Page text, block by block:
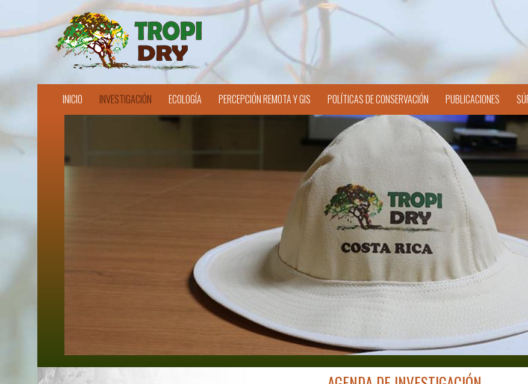
INICIO INVESTIGACIÓN ECOLOGÍA PERCEPCIÓN REMOTA Y GIS POLÍTICAS DE CONSERVACIÓN PUBLICACIONES